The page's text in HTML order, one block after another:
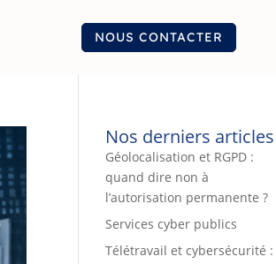
NOUS CONTACTER
Nos derniers articles
Géolocalisation et RGPD :
quand dire non à
l’autorisation permanente ?
Services cyber publics
Télétravail et cybersécurité :